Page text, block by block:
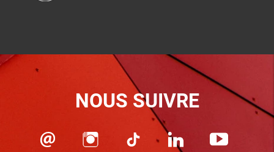
NOUS SUIVRE